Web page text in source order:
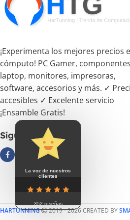
¡Experimenta los mejores precios
cómputo! PC Gamer,
laptop, monitores, impresoras,
software, accesorios y más. ✓
accesibles ✓ Excelente servicio
¡Ensamble Gratis!
Síguenos
HARTUNNING 2019 - 2026 CREATED BY
La voz de nuestros
clientes
352 reseñas